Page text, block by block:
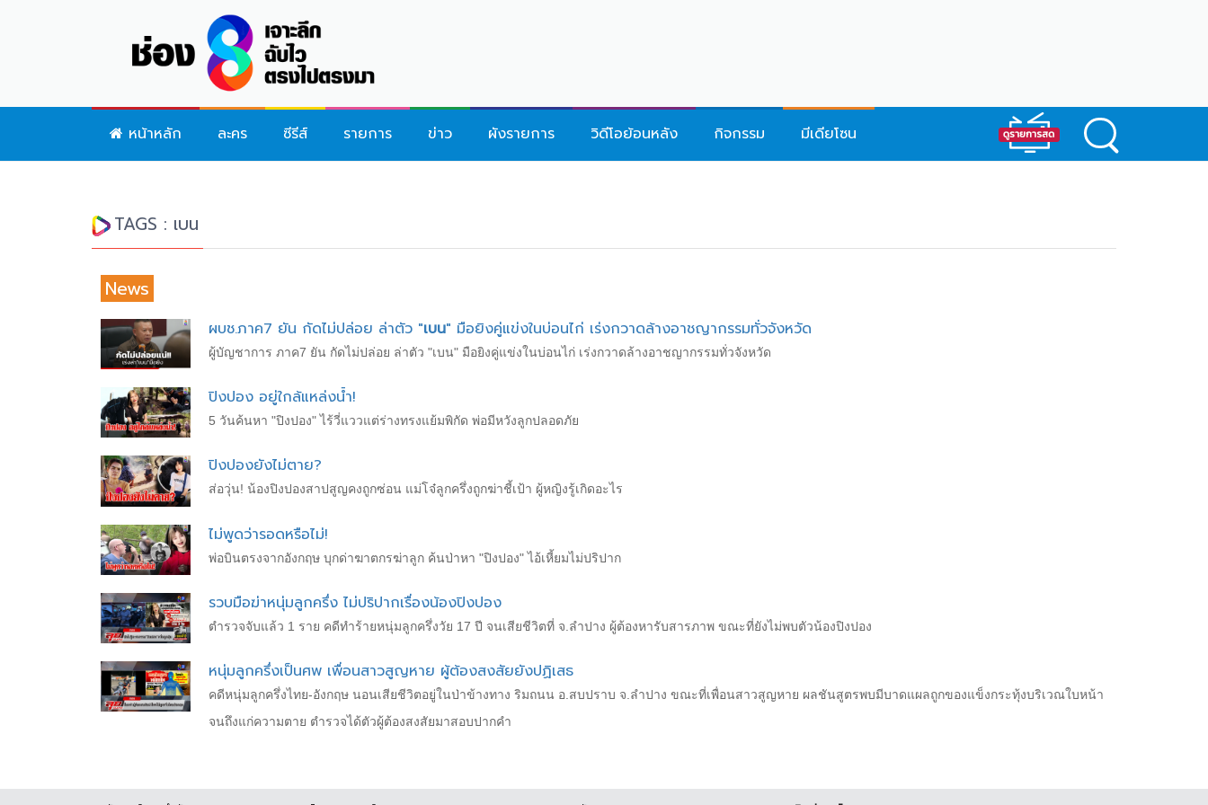
หน้าหลัก ละคร ซีรีส์ รายการ ข่าว ผังรายการ วิดีโอย้อนหลัง กิจกรรม มีเดียโซน
TAGS : เบน
News
ผบช.ภาค7 ยัน กัดไม่ปล่อย ล่าตัว "เบน" มือยิงคู่แข่งในบ่อนไก่ เร่งกวาดล้างอาชญากรรมทั่วจังหวัด
ผู้บัญชาการ ภาค7 ยัน กัดไม่ปล่อย ล่าตัว "เบน" มือยิงคู่แข่งในบ่อนไก่ เร่งกวาดล้างอาชญากรรมทั่วจังหวัด
ปิงปอง อยู่ใกล้แหล่งน้ำ!
5 วันค้นหา "ปิงปอง" ไร้วี่แววแต่ร่างทรงแย้มพิกัด พ่อมีหวังลูกปลอดภัย
ปิงปองยังไม่ตาย?
ส่อวุ่น! น้องปิงปองสาปสูญคงถูกซ่อน แม่โจ๋ลูกครึ่งถูกฆ่าชี้เป้า ผู้หญิงรู้เกิดอะไร
ไม่พูดว่ารอดหรือไม่!
พ่อบินตรงจากอังกฤษ บุกด่าฆาตกรฆ่าลูก ค้นป่าหา "ปิงปอง" ไอ้เหี้ยมไม่ปริปาก
รวบมือฆ่าหนุ่มลูกครึ่ง ไม่ปริปากเรื่องน้องปิงปอง
ตำรวจจับแล้ว 1 ราย คดีทำร้ายหนุ่มลูกครึ่งวัย 17 ปี จนเสียชีวิตที่ จ.ลำปาง ผู้ต้องหารับสารภาพ ขณะที่ยังไม่พบตัวน้องปิงปอง
หนุ่มลูกครึ่งเป็นศพ เพื่อนสาวสูญหาย ผู้ต้องสงสัยยังปฏิเสธ
คดีหนุ่มลูกครึ่งไทย-อังกฤษ นอนเสียชีวิตอยู่ในป่าข้างทาง ริมถนน อ.สบปราบ จ.ลำปาง ขณะที่เพื่อนสาวสูญหาย ผลชันสูตรพบมีบาดแผลถูกของแข็งกระทุ้งบริเวณใบหน้า
จนถึงแก่ความตาย ตำรวจได้ตัวผู้ต้องสงสัยมาสอบปากคำ